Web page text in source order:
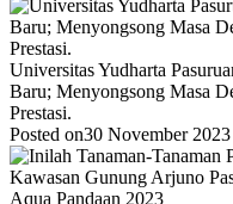
Universitas Yudharta
Baru; Menyongsong Masa
Prestasi.
Posted on30 November 2023